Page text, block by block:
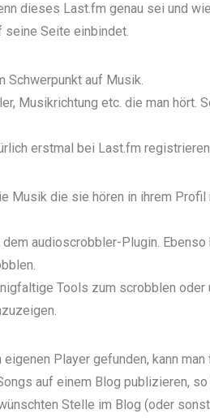
dieses Last.fm genau sei und
seine Seite einbindet.
Schwerpunkt auf Musik.
Musikrichtung etc. die man hört.
erstmal bei Last.fm
Musik die sie hören in ihrem Profil
audioscrobbler-Plugin. Ebenso
Tools zum scrobblen oder
Player gefunden, kann
auf einem Blog publizieren,
Stelle im Blog (oder